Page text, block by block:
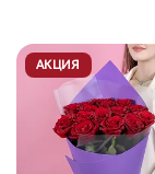
АКЦИЯ